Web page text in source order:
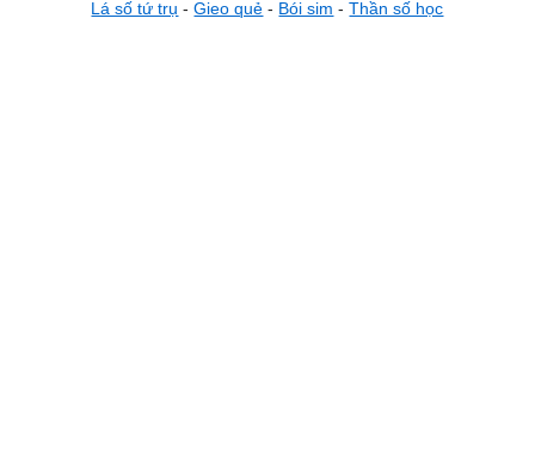
Lá số tứ trụ -Gieo quẻ - Bói sim -Thần số học